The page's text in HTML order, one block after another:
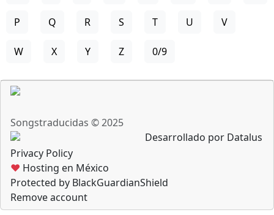
P Q R S T U V
W X Y Z 0/9
Songstraducidas © 2025
Desarrollado por Datalus
Privacy Policy
♥ Hosting en México
Protected by BlackGuardianShield
Remove account